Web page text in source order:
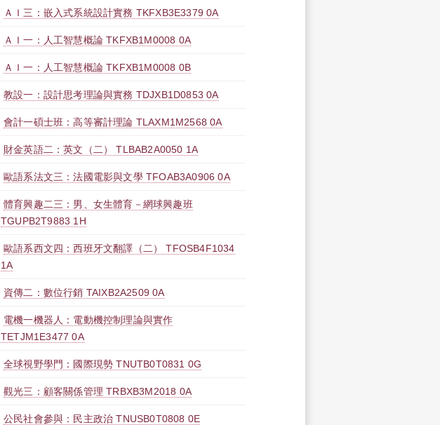
ＡＩ三：嵌入式系統設計實務 TKFXB3E3379 0A
ＡＩ一：人工智慧概論 TKFXB1M0008 0A
ＡＩ一：人工智慧概論 TKFXB1M0008 0B
教設一：設計思考理論與實務 TDJXB1D0853 0A
會計一碩士班：高等審計理論 TLAXM1M2568 0A
財金英語二：英文（二） TLBAB2A0050 1A
歐語系法文三：法國電影與文學 TFOAB3A0906 0A
體育興趣二三：男、女生體育－網球興趣班
TGUPB2T9883 1H
歐語系西文四：西班牙文翻譯（二） TFOSB4F1034
1A
資傳二：數位行銷 TAIXB2A2509 0A
電機一機器人：電動機控制理論與實作
TETJM1E3477 0A
全球視野學門：國際現勢 TNUTB0T0831 0G
觀光三：顧客關係管理 TRBXB3M2018 0A
公民社會參與：民主政治 TNUSB0T0808 0E